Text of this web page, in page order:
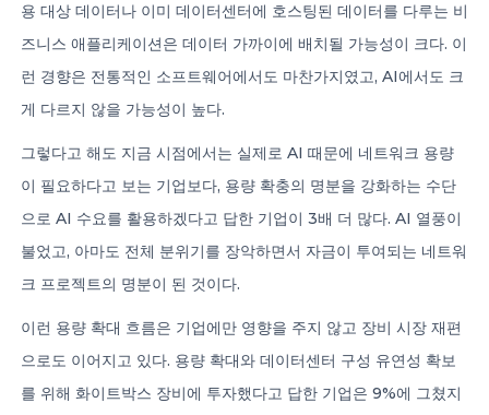
용 대상 데이터나 이미 데이터센터에 호스팅된 데이터를 다루는 비
즈니스 애플리케이션은 데이터 가까이에 배치될 가능성이 크다. 이
런 경향은 전통적인 소프트웨어에서도 마찬가지였고, AI에서도 크
게 다르지 않을 가능성이 높다.
그렇다고 해도 지금 시점에서는 실제로 AI 때문에 네트워크 용량
이 필요하다고 보는 기업보다, 용량 확충의 명분을 강화하는 수단
으로 AI 수요를 활용하겠다고 답한 기업이 3배 더 많다. AI 열풍이
불었고, 아마도 전체 분위기를 장악하면서 자금이 투여되는 네트워
크 프로젝트의 명분이 된 것이다.
이런 용량 확대 흐름은 기업에만 영향을 주지 않고 장비 시장 재편
으로도 이어지고 있다. 용량 확대와 데이터센터 구성 유연성 확보
를 위해 화이트박스 장비에 투자했다고 답한 기업은 9%에 그쳤지